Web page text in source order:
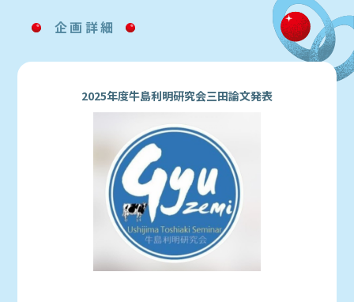
企画詳細
2025年度牛島利明研究会三田論文発表